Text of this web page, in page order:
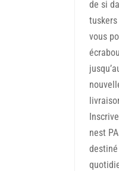
de si
tuskers
vous
nest